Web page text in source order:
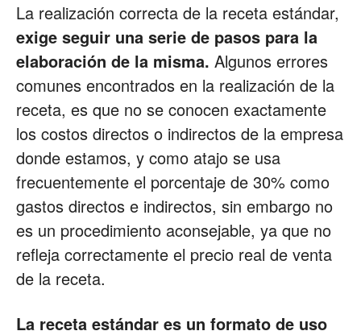
La realización correcta de la receta estándar,
exige seguir una serie de pasos para la
elaboración de la misma. Algunos errores
comunes encontrados en la realización de la
receta, es que no se conocen exactamente
los costos directos o indirectos de la empresa
donde estamos, y como atajo se usa
frecuentemente el porcentaje de 30% como
gastos directos e indirectos, sin embargo no
es un procedimiento aconsejable, ya que no
refleja correctamente el precio real de venta
de la receta.
La receta estándar es un formato de uso